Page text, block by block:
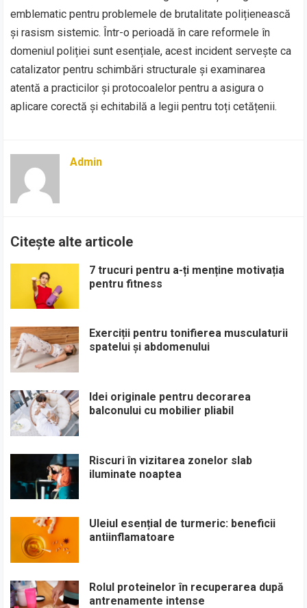
emblematic pentru problemele de brutalitate polițienească
și rasism sistemic. Într-o perioadă în care reformele în
domeniul poliției sunt esențiale, acest incident servește ca
catalizator pentru schimbări structurale și examinarea
atentă a practicilor și protocoalelor pentru a asigura o
aplicare corectă și echitabilă a legii pentru toți cetățenii.
Admin
Citește alte articole
7 trucuri pentru a-ți menține motivația
pentru fitness
Exerciții pentru tonifierea musculaturii
spatelui și abdomenului
Idei originale pentru decorarea
balconului cu mobilier pliabil
Riscuri în vizitarea zonelor slab
iluminate noaptea
Uleiul esențial de turmeric: beneficii
antiinflamatoare
Rolul proteinelor în recuperarea după
antrenamente intense